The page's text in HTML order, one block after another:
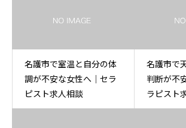
名護市で室温と自分の体
調が不安な女性へ｜セラ
ピスト求人相談
名護市で
判断が不
ラピスト